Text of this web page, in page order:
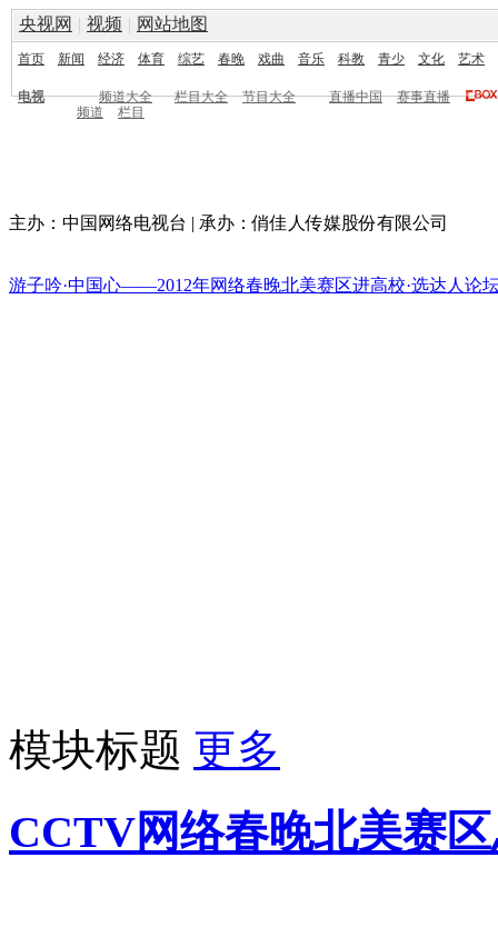
央视网 | 视频 | 网站地图
首页 新闻 经济 体育 综艺 春晚 戏曲 音乐 科教 青少 文化 艺术
电视 频道大全 栏目大全 节目大全 直播中国
赛事直播
频道
栏目
主办：中国网络电视台 | 承办：俏佳人传媒股份有限公司
游子吟·中国心——2012年网络春晚北美赛区进高校·选达人 论
模块标题 更多
CCTV网络春晚北美赛